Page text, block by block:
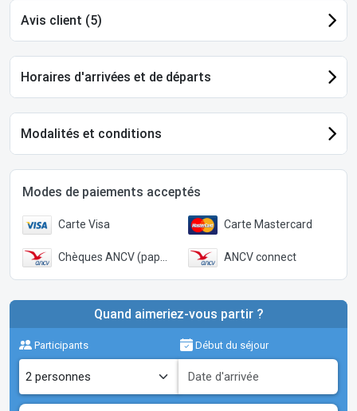
Avis client (5)
Horaires d'arrivées et de départs
Modalités et conditions
Modes de paiements acceptés
Carte Visa Carte Mastercard
Chèques ANCV (papier) ANCV connect
Quand aimeriez-vous partir ?
Participants Début du séjour